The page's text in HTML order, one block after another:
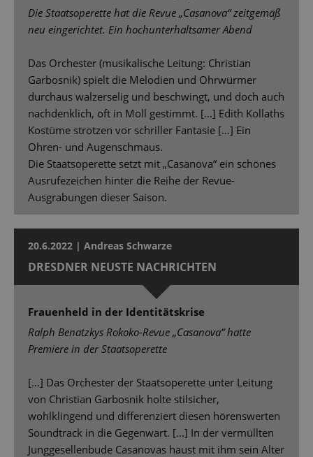
Die Staatsoperette hat die Revue „Casanova“ zeitgemäß
neu eingerichtet. Ein hochunterhaltsamer Abend
Das Orchester (musikalische Leitung: Christian
Garbosnik) spielt die Melodien und Ohrwürmer
durchaus walzerselig und beschwingt, und doch auch
nachdenklich, oft in Moll gestimmt. […] Edith Kollaths
Kostüme strotzen vor schriller Fantasie […] Ein
Ohren- und Augenschmaus.
Die Staatsoperette setzt mit „Casanova“ ein schönes
Ausrufezeichen hinter die Reihe der Revue-
Ausgrabungen dieser Saison.
20.6.2022 | Andreas Schwarze
DRESDNER NEUSTE NACHRICHTEN
Frauenheld in der Identitätskrise
Ralph Benatzkys Rokoko-Revue „Casanova“ hatte
Premiere in der Staatsoperette
[…] Das Orchester der Staatsoperette unter Leitung
von Christian Garbosnik holte stilsicher,
wohlklingend und differenziert diesen hörenswerten
Soundtrack in die Gegenwart. […] In der vermüllten
Junggesellenbude Casanovas haust mit ihm sein Alter